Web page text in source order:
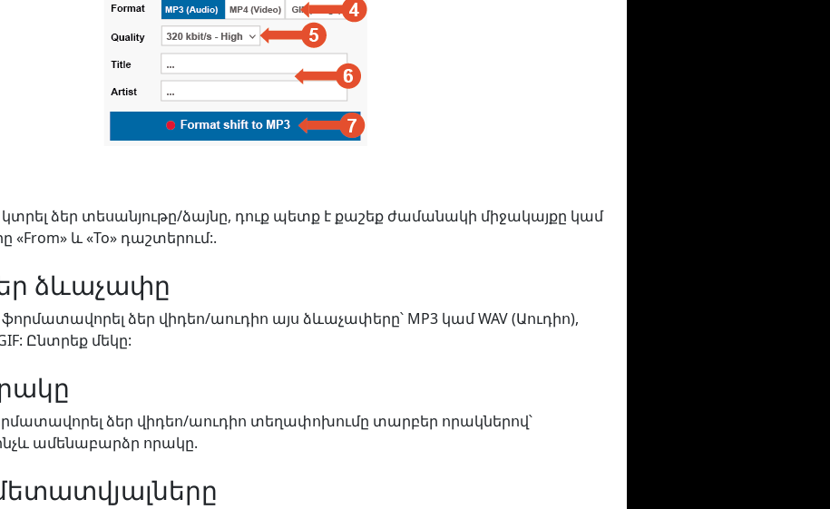
կտրել ձեր տեսանյութը/ձայնը, դուք պետք է քաշեք ժամանակի միջակայքը կամ
և «To» դաշտերում:.
ձևաչափը
ֆորմատավորել ձեր վիդեո/աուդիո այս ձևաչափերը՝ MP3 կամ WAV (Աուդիո),
Ընտրեք մեկը:
ձեր վիդեո/աուդիո տեղափոխումը տարբեր որակներով՝
ամենաբարձր որակը.